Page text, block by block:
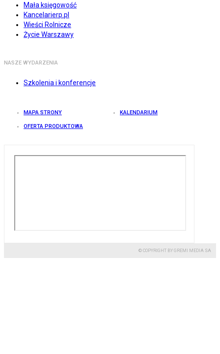
Mała księgowość
Kancelarierp.pl
Wieści Rolnicze
Życie Warszawy
NASZE WYDARZENIA
Szkolenia i konferencje
MAPA STRONY KALENDARIUM
OFERTA PRODUKTOWA
© COPYRIGHT BY GREMI MEDIA SA